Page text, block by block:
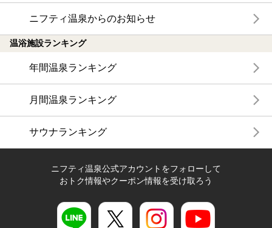
ニフティ温泉からのお知らせ
温浴施設ランキング
年間温泉ランキング
月間温泉ランキング
サウナランキング
ニフティ温泉公式アカウントをフォローして
おトク情報やクーポン情報を受け取ろう